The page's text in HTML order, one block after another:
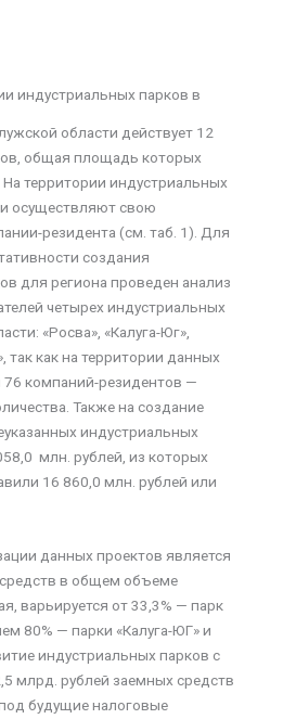
индустриальных парков в
области действует 12
общая площадь которых
На территории индустриальных
осуществляют свою
резидента (см. таб. 1). Для
создания
для региона проведен анализ
четырех индустриальных
«Росва», «Калуга-Юг»,
так как на территории данных
76 компаний-резидентов —
Также на создание
индустриальных
млн. рублей, из которых
16 860,0 млн. рублей или
данных проектов является
в общем объеме
варьируется от 33,3% — парк
80% — парки «Калуга-ЮГ» и
индустриальных парков с
млрд. рублей заемных средств
будущие налоговые